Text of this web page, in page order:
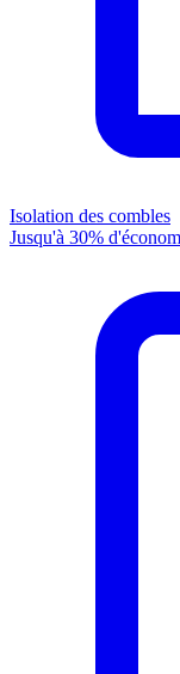
Isolation des combles
Jusqu'à 30%